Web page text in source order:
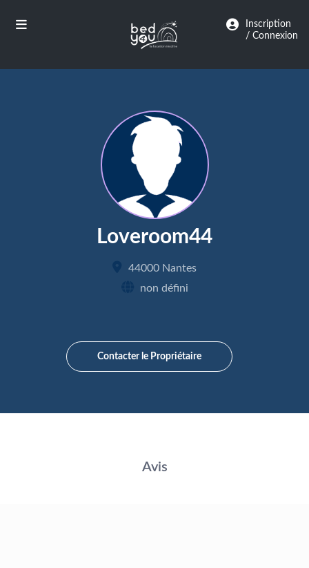
Inscription
/ Connexion
Loveroom44
44000 Nantes
non défini
Contacter le Propriétaire
Avis